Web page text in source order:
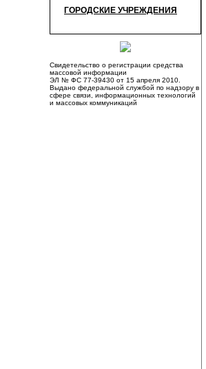
ГОРОДСКИЕ УЧРЕЖДЕНИЯ
Свидетельство о регистрации средства
массовой информации
ЭЛ № ФС 77-39430 от 15 апреля 2010.
Выдано федеральной службой по надзору в
сфере связи, информационных технологий
и массовых коммуникаций